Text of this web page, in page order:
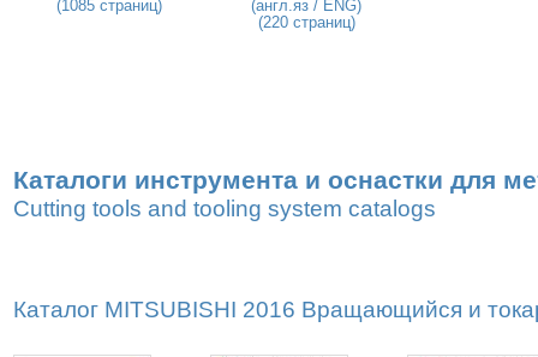
(1085 страниц)
(англ.яз / ENG)
(220 страниц)
Каталоги инструмента и оснастки для
Cutting tools and tooling system catalogs
Каталог MITSUBISHI 2016 Вращающийся и